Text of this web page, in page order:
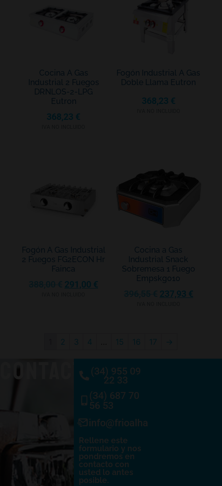
Cocina A Gas
Industrial 2 Fuegos
DRNLOS-2-LPG
Eutron
368,23 €
Fogón Industrial A Gas
Doble Llama Eutron
368,23 €
Fogón A Gas Industrial
2 Fuegos FG2ECON Hr
Fainca
291,00 €
Cocina a Gas
Industrial Snack
Sobremesa 1 Fuego
Empskg010
237,93 €
2 3 4 15 16 17 →
CONTACTO(34) 955 09
22 33
(34) 687 70
56 53
info@frioalhambra.com
Rellene este
formulario y nos
pondremos en
contacto con
usted lo antes
posible.